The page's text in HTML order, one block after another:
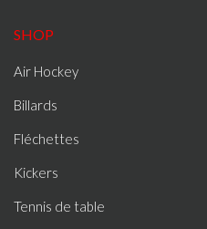
SHOP
Air Hockey
Billards
Fléchettes
Kickers
Tennis de table